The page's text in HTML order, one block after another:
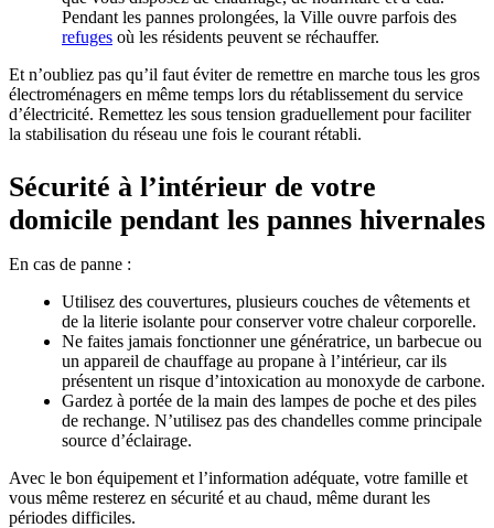
Pendant les pannes prolongées, la Ville ouvre parfois des
refuges où les résidents peuvent se réchauffer.
Et n’oubliez pas qu’il faut éviter de remettre en marche tous les gros
électroménagers en même temps lors du rétablissement du service
d’électricité. Remettez les sous tension graduellement pour faciliter
la stabilisation du réseau une fois le courant rétabli.
Sécurité à l’intérieur de votre
domicile pendant les pannes hivernales
En cas de panne :
Utilisez des couvertures, plusieurs couches de vêtements et
de la literie isolante pour conserver votre chaleur corporelle.
Ne faites jamais fonctionner une génératrice, un barbecue ou
un appareil de chauffage au propane à l’intérieur, car ils
présentent un risque d’intoxication au monoxyde de carbone.
Gardez à portée de la main des lampes de poche et des piles
de rechange. N’utilisez pas des chandelles comme principale
source d’éclairage.
Avec le bon équipement et l’information adéquate, votre famille et
vous même resterez en sécurité et au chaud, même durant les
périodes difficiles.